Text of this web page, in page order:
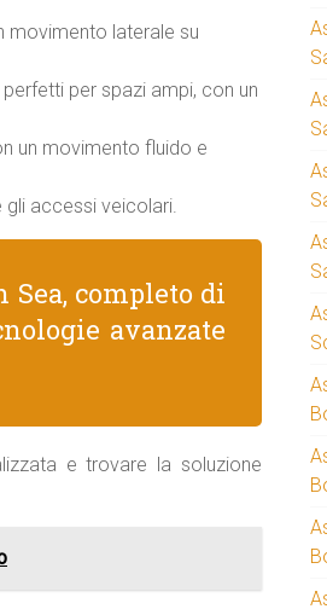
movimento laterale su
perfetti per spazi ampi, con un
un movimento fluido e
gli accessi veicolari.
Sea, completo di
avanzate
e trovare la soluzione